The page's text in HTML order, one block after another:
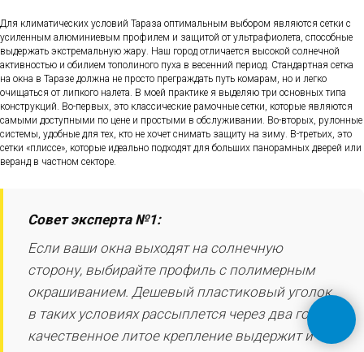
Для климатических условий Тараза оптимальным выбором являются сетки с
усиленным алюминиевым профилем и защитой от ультрафиолета, способные
выдержать экстремальную жару. Наш город отличается высокой солнечной
активностью и обилием тополиного пуха в весенний период. Стандартная сетка
на окна в Таразе должна не просто преграждать путь комарам, но и легко
очищаться от липкого налета. В моей практике я выделяю три основных типа
конструкций. Во-первых, это классические рамочные сетки, которые являются
самыми доступными по цене и простыми в обслуживании. Во-вторых, рулонные
системы, удобные для тех, кто не хочет снимать защиту на зиму. В-третьих, это
сетки «плиссе», которые идеально подходят для больших панорамных дверей или
веранд в частном секторе.
Совет эксперта №1:
Если ваши окна выходят на солнечную
сторону, выбирайте профиль с полимерным
окрашиванием. Дешевый пластиковый уголок
в таких условиях рассыплется через два года, а
качественное литое крепление выдержит и